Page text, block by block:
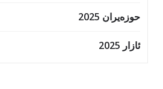
حوزه‌یران 2025
ئازار 2025